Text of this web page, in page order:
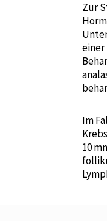
Zur
einer
Im
10